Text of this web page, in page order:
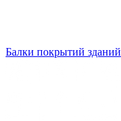
Балки покрытий зданий